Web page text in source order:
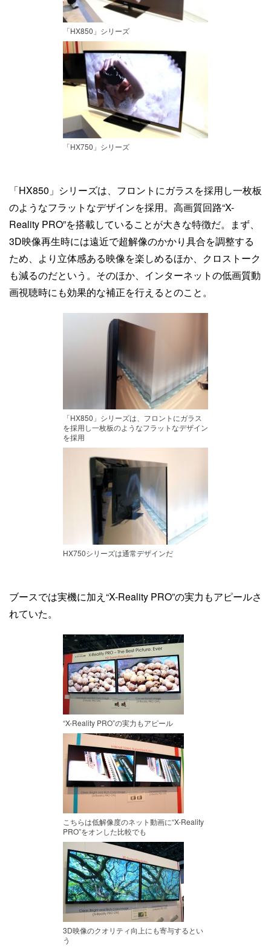
「HX850」シリーズ
「HX750」シリーズ
「HX850」シリーズは、フロントにガラスを採用し一枚板
のようなフラットなデザインを採用。高画質回路“X-
Reality PRO”を搭載していることが大きな特徴だ。まず、
3D映像再生時には遠近で超解像のかかり具合を調整する
ため、より立体感ある映像を楽しめるほか、クロストーク
も減るのだという。そのほか、インターネットの低画質動
画視聴時にも効果的な補正を行えるとのこと。
「HX850」シリーズは、フロントにガラス
を採用し一枚板のようなフラットなデザイン
を採用
HX750シリーズは通常デザインだ
ブースでは実機に加え“X-Reality PRO”の実力もアピールさ
れていた。
“X-Reality PRO”の実力もアピール
こちらは低解像度のネット動画に“X-Reality
PRO”をオンした比較でも
3D映像のクオリティ向上にも寄与するとい
う